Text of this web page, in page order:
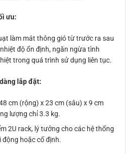
ưu:
làm mát thông gió từ trước ra sau
độ ổn định, ngăn ngừa tình
trong quá trình sử dụng liên tục.
lắp đặt:
cm (rộng) x 23 cm (sâu) x 9 cm
lượng chỉ 3.3 kg.
2U rack, lý tưởng cho các hệ thống
động hoặc cố định.